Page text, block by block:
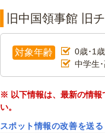
旧中国領事館 旧
対象年齢 0歳･1
中学生
※ 以下情報は、最新の情報
い。
スポット情報の改善を送る